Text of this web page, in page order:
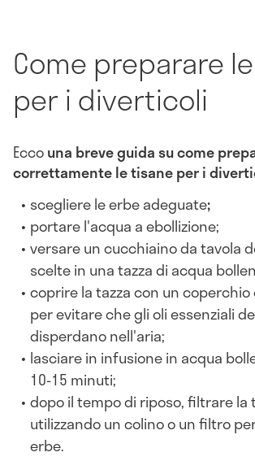
Come preparare
per i diverticoli
Eccouna breve guida su come
correttamente le tisane per i
scegliere le erbe adeguate;
portare l'acqua a ebollizione;
versare un cucchiaino da tavola
scelte in una tazza di acqua
coprire la tazza con un
per evitare che gli oli essenziali
disperdano nell'aria;
lasciare in infusione in acqua
10-15 minuti;
dopo il tempo di riposo, filtrare la
utilizzando un colino o un filtro
erbe.